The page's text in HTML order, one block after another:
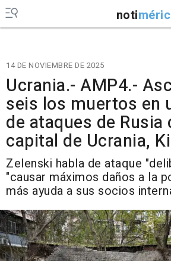
noti
14 DE NOVIEMBRE DE 2025
Ucrania.- AMP4.-
seis los muertos en
de ataques de Rusia
capital de Ucrania,
Zelenski habla de ataque
"causar máximos daños a la
más ayuda a sus socios